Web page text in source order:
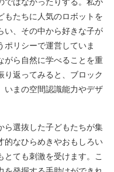
もたちに人気のロボットを
い、その中から好きな子が
ポリシーで運営していま
がら自然に学べることを重
り返ってみると、ブロック
いまの空間認識能力やデザ
ら選抜した子どもたちが集
的なひらめきやおもしろい
ても刺激を受けます。こ